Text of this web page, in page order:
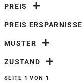
PREIS
PREIS ERSPARNISSE
MUSTER
ZUSTAND
SEITE 1 VON 1